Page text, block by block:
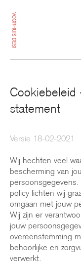
Cookiebeleid
statement
Versie 18-02-2021
Wij hechten veel
bescherming van
persoonsgegevens.
policy lichten wij
omgaan met jouw
Wij zijn er
jouw
overeenstemming
behoorlijke en
verwerkt.